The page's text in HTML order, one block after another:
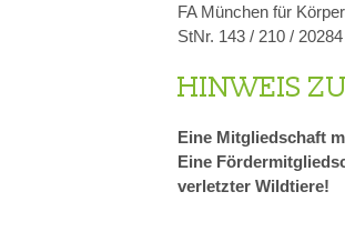
FA München für
StNr. 143 / 210 / 20284
HINWEIS
Eine Mitgliedschaft
Eine
verletzter Wildtiere!